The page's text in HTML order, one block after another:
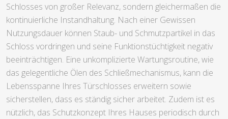
Schlosses von großer Relevanz, sondern gleichermaßen die
kontinuierliche Instandhaltung. Nach einer Gewissen
Nutzungsdauer können Staub- und Schmutzpartikel in das
Schloss vordringen und seine Funktionstüchtigkeit negativ
beeinträchtigen. Eine unkomplizierte Wartungsroutine, wie
das gelegentliche Ölen des Schließmechanismus, kann die
Lebensspanne Ihres Türschlosses erweitern sowie
sicherstellen, dass es ständig sicher arbeitet. Zudem ist es
nützlich, das Schutzkonzept Ihres Hauses periodisch durch